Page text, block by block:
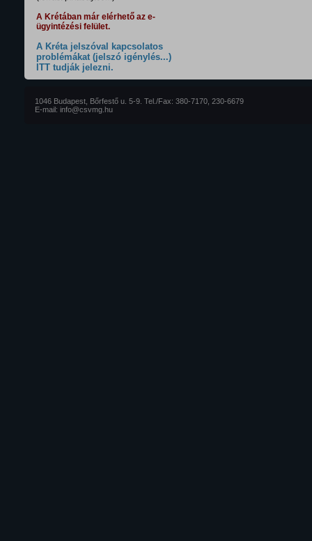
A Krétában már elérhető az e-
ügyintézési felület.
A Kréta jelszóval kapcsolatos
problémákat (jelszó igénylés...)
ITT tudják jelezni.
1046 Budapest, Bőrfestő u. 5-9. Tel./Fax: 380-7170, 230-6679
E-mail: info@csvmg.hu